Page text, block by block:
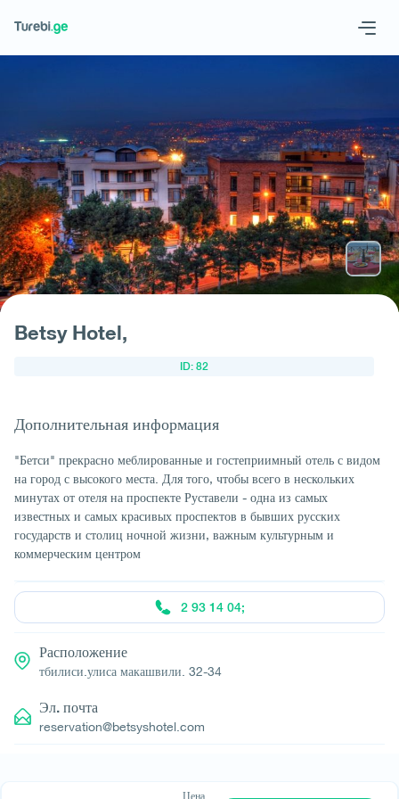
Geo Eng
Запросить отель
Betsy Hotel,
ID: 82
Дополнительная информация
"Бетси" прекрасно меблированные и гостеприимный отель с видом
на город с высокого места. Для того, чтобы всего в нескольких
минутах от отеля на проспекте Руставели - одна из самых
известных и самых красивых проспектов в бывших русских
государств и столиц ночной жизни, важным культурным и
коммерческим центром
Цена
2 93 14 04;
Расположение
тбилиси.улиса макашвили. 32-34
Эл. почта
reservation@betsyshotel.com